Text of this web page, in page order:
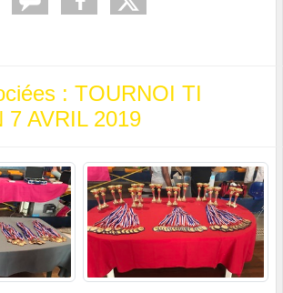
: TOURNOI TI
7 AVRIL 2019